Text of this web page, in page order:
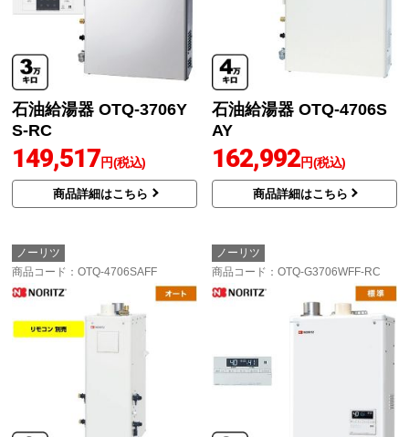
石油給湯器 OTQ-3706Y
S-RC
149,517円(税込)
商品詳細はこちら
石油給湯器 OTQ-4706S
AY
162,992円(税込)
商品詳細はこちら
ノーリツ
商品コード ：OTQ-4706SAFF
ノーリツ
商品コード ：OTQ-G3706WFF-RC